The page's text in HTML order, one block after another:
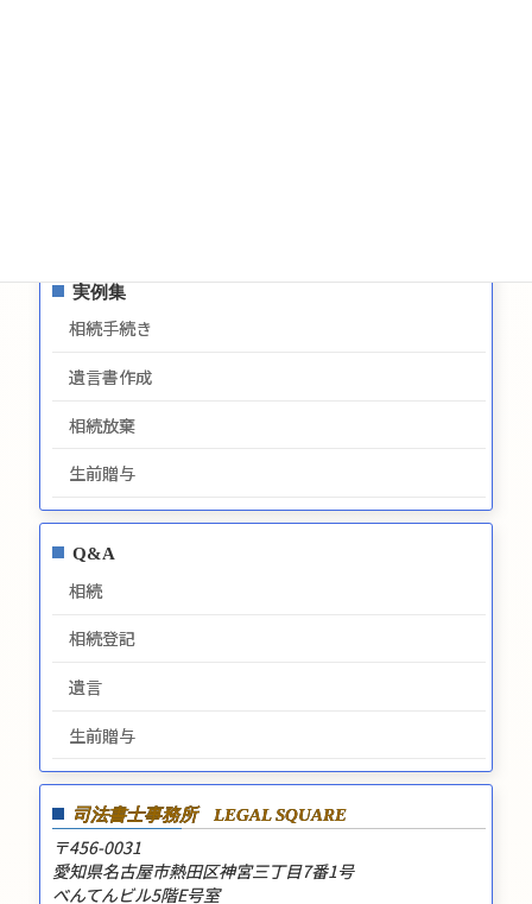
実例集
相続手続き
遺言書作成
相続放棄
生前贈与
Q&A
相続
相続登記
遺言
生前贈与
司法書士事務所 LEGAL SQUARE
〒456-0031
愛知県名古屋市熱田区神宮三丁目7番1号
べんてんビル5階E号室